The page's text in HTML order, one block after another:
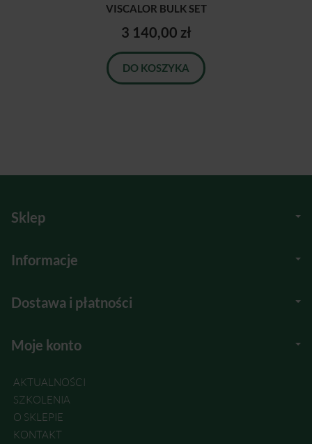
VISCALOR BULK SET
3 140,00 zł
DO KOSZYKA
Sklep
Informacje
Dostawa i płatności
Moje konto
AKTUALNOŚCI
SZKOLENIA
O SKLEPIE
KONTAKT